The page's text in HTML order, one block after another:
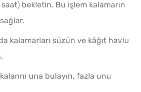
bekletin. Bu işlem kalamarın
kalamarları süzün ve kâğıt havlu
una bulayın, fazla unu